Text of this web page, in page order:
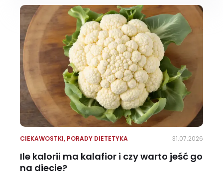
CIEKAWOSTKI, PORADY DIETETYKA 31.07.2026
Ile kalorii ma kalafior i czy warto jeść go
na diecie?